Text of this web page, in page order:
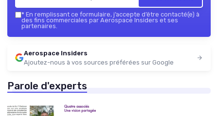
* En remplissant ce formulaire, j’accepte d’être contacté(e) à
des fins commerciales par Aerospace Insiders et ses
partenaires.
Aerospace Insiders
Ajoutez-nous à vos sources préférées sur Google
Parole d'experts